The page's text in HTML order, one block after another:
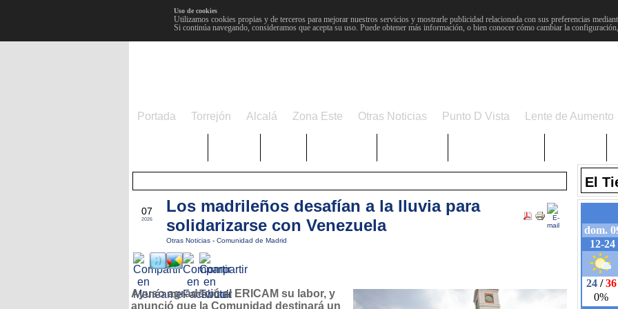
Uso de cookies
Utilizamos cookies propias y de terceros para mejorar nuestros servicios y mostrarle publicidad relacionada con sus preferencias
Si continúa navegando, consideramos que acepta su uso. Puede obtener más información, o bien conocer cómo cambiar la
Portada Torrejón Alcalá Zona Este Otras Noticias Punto D Vista Lente de Aumento
07
2026
Los madrileños desafían a la lluvia para
solidarizarse con Venezuela
Otras Noticias - Comunidad de Madrid
Ayuso agradeció al ERICAM su labor, y
anunció que la Comunidad destinará un
El